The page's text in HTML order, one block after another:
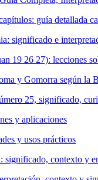
guía detallada
significado e
19 26 27): lecciones
y Gomorra según la
25, significado,
y aplicaciones
y usos prácticos
contexto y